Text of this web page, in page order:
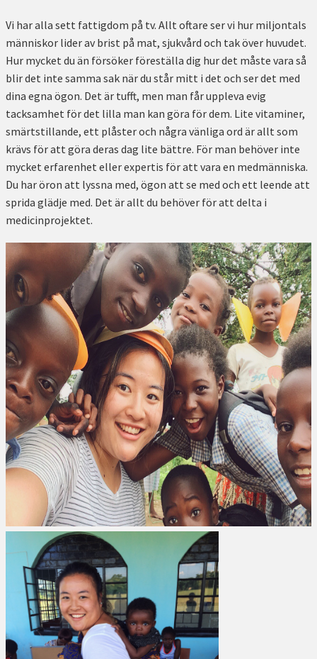
Vi har alla sett fattigdom på tv. Allt oftare ser vi hur miljontals
människor lider av brist på mat, sjukvård och tak över huvudet.
Hur mycket du än försöker föreställa dig hur det måste vara så
blir det inte samma sak när du står mitt i det och ser det med
dina egna ögon. Det är tufft, men man får uppleva evig
tacksamhet för det lilla man kan göra för dem. Lite vitaminer,
smärtstillande, ett plåster och några vänliga ord är allt som
krävs för att göra deras dag lite bättre. För man behöver inte
mycket erfarenhet eller expertis för att vara en medmänniska.
Du har öron att lyssna med, ögon att se med och ett leende att
sprida glädje med. Det är allt du behöver för att delta i
medicinprojektet.